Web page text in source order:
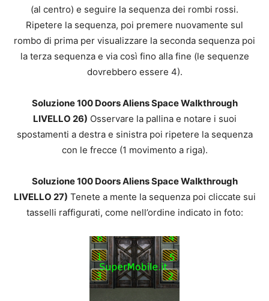
(al centro) e seguire la sequenza dei rombi rossi.
Ripetere la sequenza, poi premere nuovamente sul
rombo di prima per visualizzare la seconda sequenza poi
la terza sequenza e via così fino alla fine (le sequenze
dovrebbero essere 4).
Soluzione 100 Doors Aliens Space Walkthrough
LIVELLO 26) Osservare la pallina e notare i suoi
spostamenti a destra e sinistra poi ripetere la sequenza
con le frecce (1 movimento a riga).
Soluzione 100 Doors Aliens Space Walkthrough
LIVELLO 27) Tenete a mente la sequenza poi cliccate sui
tasselli raffigurati, come nell’ordine indicato in foto: